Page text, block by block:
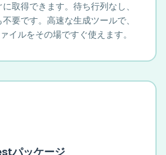
取得できます。待ち行列なし、
要です。高速な生成ツールで、
イルをその場ですぐ使えます。
パッケージ